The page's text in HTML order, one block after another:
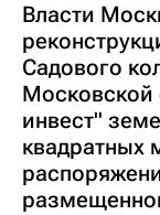
Власти
Садового
инвест"
квадратных